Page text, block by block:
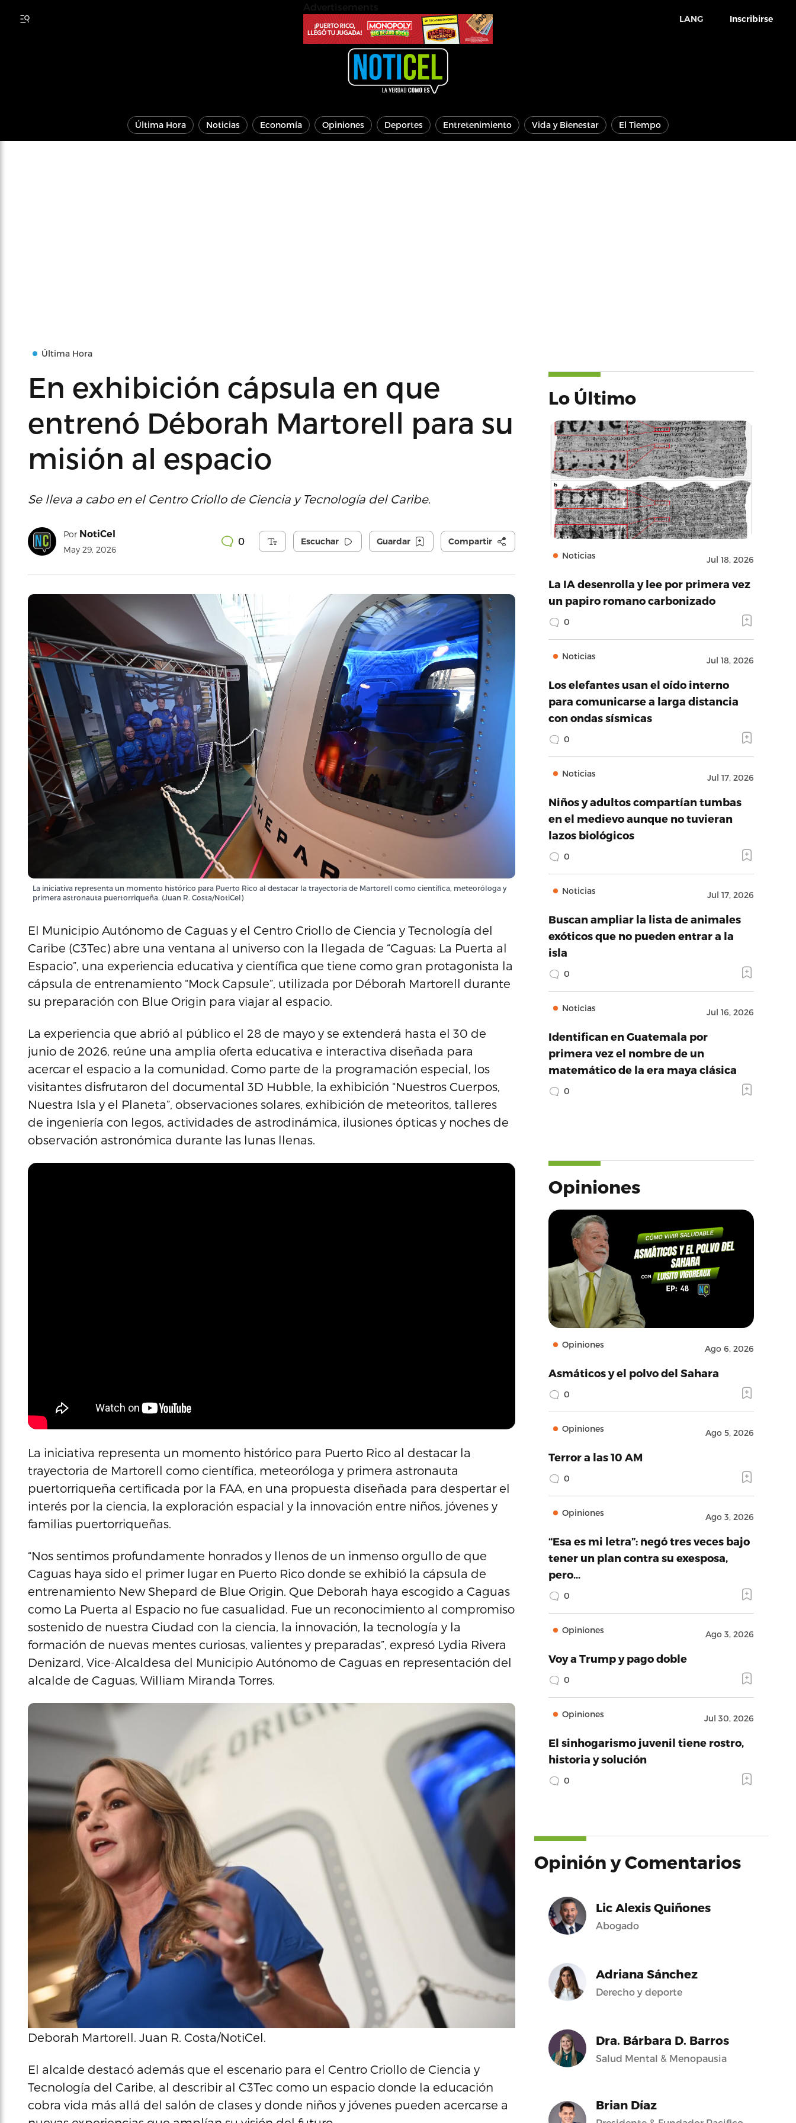
LANG Inscribirse
Última Hora Noticias Economía Opiniones Deportes Entretenimiento Vida y Bienestar El Tiempo
Última Hora
En exhibición cápsula en que
entrenó Déborah Martorell para su
misión al espacio
Se lleva a cabo en el Centro Criollo de Ciencia y Tecnología del Caribe.
Por NotiCel
May 29, 2026
0 Escuchar Guardar Compartir
La iniciativa representa un momento histórico para Puerto Rico al destacar la trayectoria de Martorell como científica, meteoróloga y
primera astronauta puertorriqueña. (Juan R. Costa/NotiCel)
El Municipio Autónomo de Caguas y el Centro Criollo de Ciencia y Tecnología del
Caribe (C3Tec) abre una ventana al universo con la llegada de “Caguas: La Puerta al
Espacio”, una experiencia educativa y científica que tiene como gran protagonista la
cápsula de entrenamiento “Mock Capsule”, utilizada por Déborah Martorell durante
su preparación con Blue Origin para viajar al espacio.
La experiencia que abrió al público el 28 de mayo y se extenderá hasta el 30 de
junio de 2026, reúne una amplia oferta educativa e interactiva diseñada para
acercar el espacio a la comunidad. Como parte de la programación especial, los
visitantes disfrutaron del documental 3D Hubble, la exhibición “Nuestros Cuerpos,
Nuestra Isla y el Planeta”, observaciones solares, exhibición de meteoritos, talleres
de ingeniería con legos, actividades de astrodinámica, ilusiones ópticas y noches de
observación astronómica durante las lunas llenas.
La iniciativa representa un momento histórico para Puerto Rico al destacar la
trayectoria de Martorell como científica, meteoróloga y primera astronauta
puertorriqueña certificada por la FAA, en una propuesta diseñada para despertar el
interés por la ciencia, la exploración espacial y la innovación entre niños, jóvenes y
familias puertorriqueñas.
“Nos sentimos profundamente honrados y llenos de un inmenso orgullo de que
Caguas haya sido el primer lugar en Puerto Rico donde se exhibió la cápsula de
entrenamiento New Shepard de Blue Origin. Que Deborah haya escogido a Caguas
como La Puerta al Espacio no fue casualidad. Fue un reconocimiento al compromiso
sostenido de nuestra Ciudad con la ciencia, la innovación, la tecnología y la
formación de nuevas mentes curiosas, valientes y preparadas”, expresó Lydia Rivera
Denizard, Vice-Alcaldesa del Municipio Autónomo de Caguas en representación del
alcalde de Caguas, William Miranda Torres.
Deborah Martorell. Juan R. Costa/NotiCel.
El alcalde destacó además que el escenario para el Centro Criollo de Ciencia y
Tecnología del Caribe, al describir al C3Tec como un espacio donde la educación
cobra vida más allá del salón de clases y donde niños y jóvenes pueden acercarse a
Lo Último
Noticias Jul 18, 2026
La IA desenrolla y lee por primera vez
un papiro romano carbonizado
0
Noticias Jul 18, 2026
Los elefantes usan el oído interno
para comunicarse a larga distancia
con ondas sísmicas
0
Noticias Jul 17, 2026
Niños y adultos compartían tumbas
en el medievo aunque no tuvieran
lazos biológicos
0
Noticias Jul 17, 2026
Buscan ampliar la lista de animales
exóticos que no pueden entrar a la
isla
0
Noticias Jul 16, 2026
Identifican en Guatemala por
primera vez el nombre de un
matemático de la era maya clásica
0
Opiniones
Opiniones Ago 6, 2026
Asmáticos y el polvo del Sahara
0
Opiniones Ago 5, 2026
Terror a las 10 AM
0
Opiniones Ago 3, 2026
“Esa es mi letra”: negó tres veces bajo
tener un plan contra su exesposa,
pero…
0
Opiniones Ago 3, 2026
Voy a Trump y pago doble
0
Opiniones Jul 30, 2026
El sinhogarismo juvenil tiene rostro,
historia y solución
0
Opinión y Comentarios
Lic Alexis Quiñones
Abogado
Adriana Sánchez
Derecho y deporte
Dra. Bárbara D. Barros
Salud Mental & Menopausia
Brian Díaz